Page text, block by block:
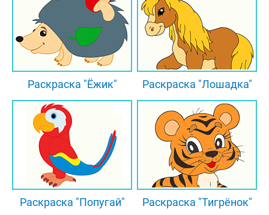
Раскраска "Ёжик" Раскраска "Лошадка"
Раскраска "Попугай" Раскраска "Тигрёнок"